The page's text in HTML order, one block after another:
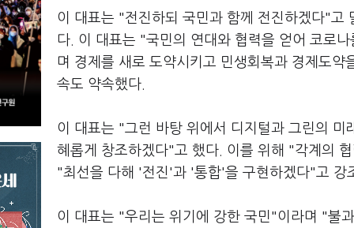
이 대표는 "전진하되 국민과 함께 전진하겠다"고
다. 이 대표는 "국민의 연대와 협력을 얻어 코로
며 경제를 새로 도약시키고 민생회복과 경제도약
속도 약속했다.
이 대표는 "그런 바탕 위에서 디지털과 그린의
혜롭게 창조하겠다"고 했다. 이를 위해 "각계의
"최선을 다해 '전진'과 '통합'을 구현하겠다"고 강
이 대표는 "우리는 위기에 강한 국민"이라며 "불